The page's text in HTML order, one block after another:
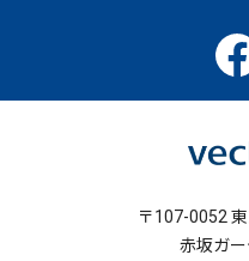
〒107-0052
赤坂ガ